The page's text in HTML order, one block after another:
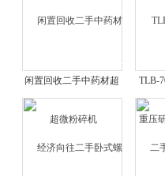
闲置回收二手中药材超
微粉碎机
TLB-
压研